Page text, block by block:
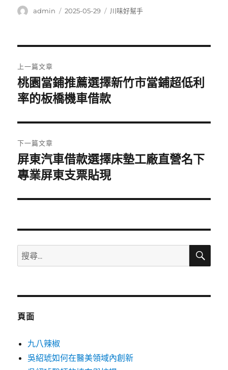
作
admin
發
2025-05-29
分
川味好幫手
章
導
覽
上一篇文章
上
一
文
章:
桃園當鋪推薦選擇新竹市當鋪超低利
率的板橋機車借款
下一篇文章
下
一
文
屏東汽車借款選擇床墊工廠直營名下
專業屏東支票貼現
搜
尋
鍵
搜
頁面
九八辣椒
吳紹琥如何在醫美領域內創新